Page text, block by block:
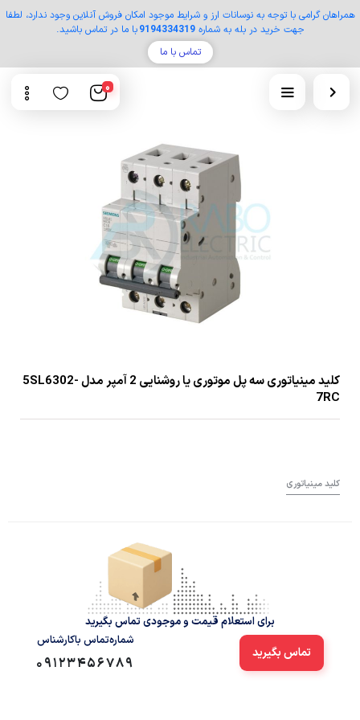
همراهان گرامی با توجه به نوسانات ارز و شرایط موجود امکان فروش آنلاین وجود ندارد، لطفا
جهت خرید در بله به شماره9194334319با ما در تماس باشید.
تماس با ما
0
کلید مینیاتوری سه پل موتوری یا روشنایی 2 آمپر مدل 5SL6302-
7RC
کلید مینیاتوری
برای استعلام قیمت و موجودی تماس بگیرید
تماس بگیرید
شماره‌تماس‌ با‌کارشناس
09123456789